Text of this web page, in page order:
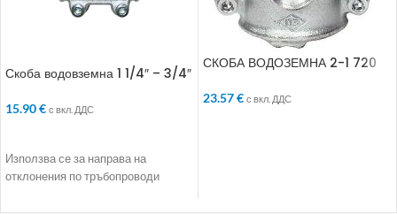
Скоба водовземна 1 1/4″ – 3/4″
15.90€ с вкл. ДДС
Използва се за направа на
отклонения по тръбопроводи
СКОБА ВОДОЗЕМНА 2-1 720
23.57€ с вкл. ДДС